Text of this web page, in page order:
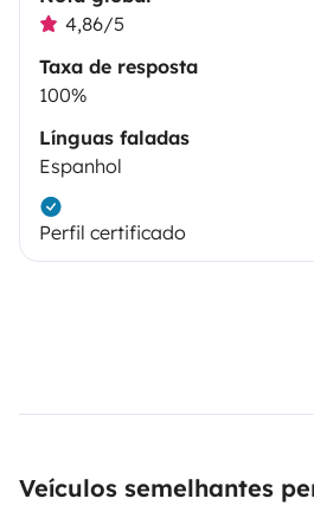
4,86/5
Taxa de resposta
100%
Línguas faladas
Espanhol
Perfil certificado
Veículos semelhantes